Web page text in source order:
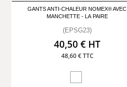
GANTS ANTI-CHALEUR NOMEX® AVEC
MANCHETTE - LA PAIRE
(EPSG23)
40,50 € HT
48,60 € TTC